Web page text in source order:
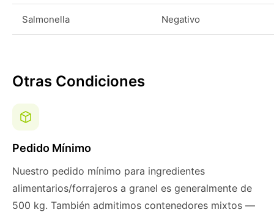
Salmonella Negativo
Otras Condiciones
Pedido Mínimo
Nuestro pedido mínimo para ingredientes
alimentarios/forrajeros a granel es generalmente de
500 kg. También admitimos contenedores mixtos —